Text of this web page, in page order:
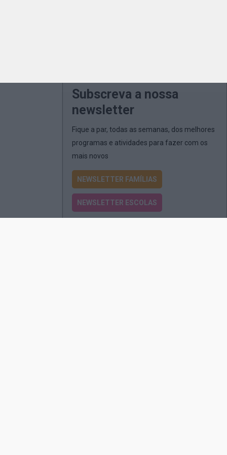
Subscreva a nossa
newsletter
Fique a par, todas as semanas, dos melhores
programas e atividades para fazer com os
mais novos
NEWSLETTER FAMÍLIAS
NEWSLETTER ESCOLAS